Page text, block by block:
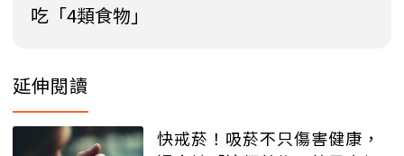
吃「4類食物」
延伸閱讀
快戒菸！吸菸不只傷害健康，